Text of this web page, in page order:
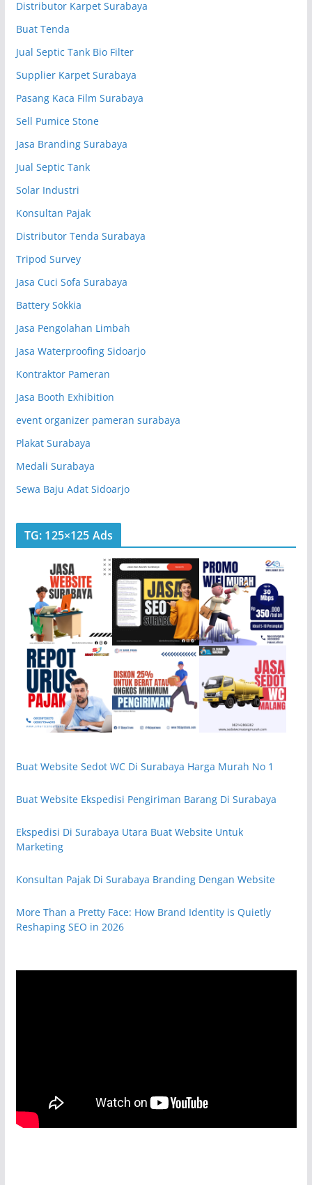
Distributor Karpet Surabaya
Buat Tenda
Jual Septic Tank Bio Filter
Supplier Karpet Surabaya
Pasang Kaca Film Surabaya
Sell Pumice Stone
Jasa Branding Surabaya
Jual Septic Tank
Solar Industri
Konsultan Pajak
Distributor Tenda Surabaya
Tripod Survey
Jasa Cuci Sofa Surabaya
Battery Sokkia
Jasa Pengolahan Limbah
Jasa Waterproofing Sidoarjo
Kontraktor Pameran
Jasa Booth Exhibition
event organizer pameran surabaya
Plakat Surabaya
Medali Surabaya
Sewa Baju Adat Sidoarjo
TG: 125×125 Ads
Buat Website Sedot WC Di Surabaya Harga Murah No 1
Buat Website Ekspedisi Pengiriman Barang Di Surabaya
Ekspedisi Di Surabaya Utara Buat Website Untuk
Marketing
Konsultan Pajak Di Surabaya Branding Dengan Website
More Than a Pretty Face: How Brand Identity is Quietly
Reshaping SEO in 2026